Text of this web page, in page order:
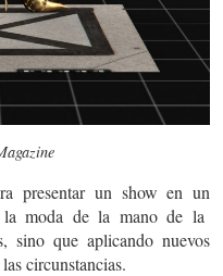
presentar un show en un
moda de la mano de la
sino que aplicando nuevos
circunstancias.